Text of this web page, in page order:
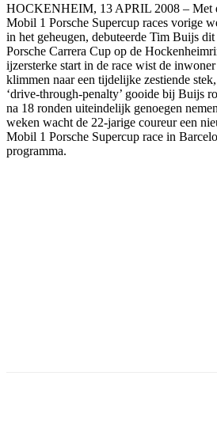
HOCKENHEIM, 13 APRIL 2008 – Met
Mobil 1 Porsche Supercup races vorige
in het geheugen, debuteerde Tim Buijs
Porsche Carrera Cup op de
ijzersterke start in de race wist de
klimmen naar een tijdelijke zestiende
‘drive-through-penalty’ gooide bij Buijs
na 18 ronden uiteindelijk genoegen
weken wacht de 22-jarige coureur een
Mobil 1 Porsche Supercup race in
programma.